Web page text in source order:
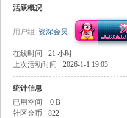
活跃概况
用户组 资深会员
在线时间 21 小时
上次活动时间
2026-1-1 19:03
统计信息
已用空间
0 B
社区金币
822